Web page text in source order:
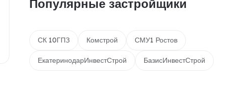
Популярные застройщики
СК 10ГПЗ Комстрой СМУ1 Ростов
ЕкатеринодарИнвестСтрой БазисИнвестСтрой